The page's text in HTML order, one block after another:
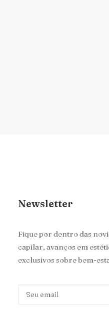
Newsletter
Fique por dentro das
capilar, avanços em
exclusivos sobre bem-